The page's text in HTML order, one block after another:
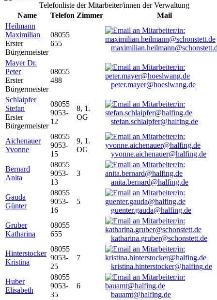
Telefonliste der Mitarbeiter/innen der Verwaltung
Name
Telefon Zimmer
Mail
Heilmann
Maximilian
Erster
Bürgermeister
08055
655
Mayer Dr.
Peter
Erster
Bürgermeister
08055
488
peter.mayer@hoeslwang.de
Schlaipfer
Stefan
Erster
Bürgermeister
08055
9053-
12
8, 1.
OG
stefan.schlaipfer@halfing.de
Aichenauer
Yvonne
08055
9053-
15
9, 1.
OG
yvonne.aichenauer@halfing.de
Bernard
Anita
08055
9053-
13
3
anita.bernard@halfing.de
Gauda
Günter
08055
9053-
16
5
guenter.gauda@halfing.de
Gruber
Katharina
08055
655
katharina.gruber@schonstett.de
Hinterstocker
Kristina
08055
9053-
25
7
kristina.hinterstocker@halfing.de
Huber
Elisabeth
08055
9053-
35
6
bauamt@halfing.de